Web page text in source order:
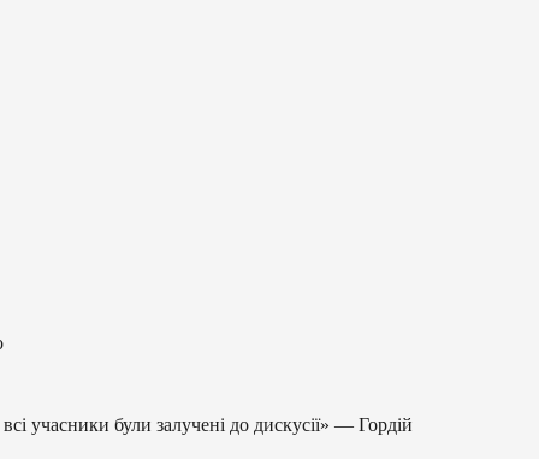
учасники були залучені до дискусії» — Гордій